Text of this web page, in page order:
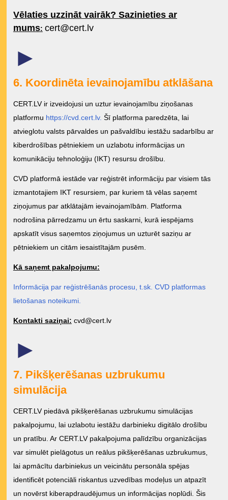
Vēlaties uzzināt vairāk? Sazinieties ar
mums: cert@cert.lv
►
6. Koordinēta ievainojamību atklāšana
CERT.LV ir izveidojusi un uztur ievainojamību ziņošanas
platformu https://cvd.cert.lv. Šī platforma paredzēta, lai
atvieglotu valsts pārvaldes un pašvaldību iestāžu sadarbību ar
kiberdrošības pētniekiem un uzlabotu informācijas un
komunikāciju tehnoloģiju (IKT) resursu drošību.
CVD platformā iestāde var reģistrēt informāciju par visiem tās
izmantotajiem IKT resursiem, par kuriem tā vēlas saņemt
ziņojumus par atklātajām ievainojamībām. Platforma
nodrošina pārredzamu un ērtu saskarni, kurā iespējams
apskatīt visus saņemtos ziņojumus un uzturēt saziņu ar
pētniekiem un citām iesaistītajām pusēm.
Kā saņemt pakalpojumu:
Informācija par reģistrēšanās procesu, t.sk. CVD platformas
lietošanas noteikumi.
Kontakti saziņai: cvd@cert.lv
►
7. Pikšķerēšanas uzbrukumu
simulācija
CERT.LV piedāvā pikšķerēšanas uzbrukumu simulācijas
pakalpojumu, lai uzlabotu iestāžu darbinieku digitālo drošību
un pratību. Ar CERT.LV pakalpojuma palīdzību organizācijas
var simulēt pielāgotus un reālus pikšķerēšanas uzbrukumus,
lai apmācītu darbiniekus un veicinātu personāla spējas
identificēt potenciāli riskantus uzvedības modeļus un atpazīt
un novērst kiberapdraudējumus un informācijas noplūdi. Šis